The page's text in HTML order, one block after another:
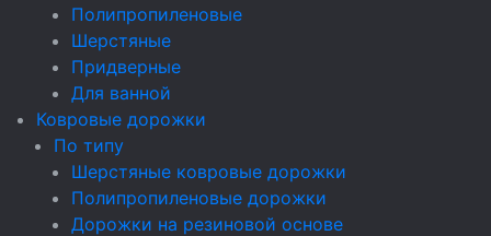
Полипропиленовые
Шерстяные
Придверные
Для ванной
Ковровые дорожки
По типу
Шерстяные ковровые дорожки
Полипропиленовые дорожки
Дорожки на резиновой основе